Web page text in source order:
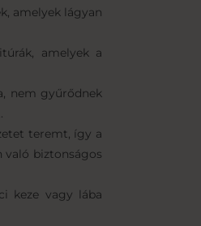
amelyek lágyan
amelyek a
nem gyűrődnek
teremt, így a
való biztonságos
keze vagy lába